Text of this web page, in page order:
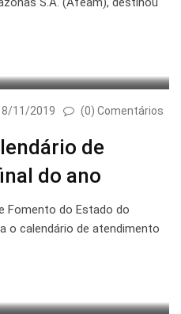
11/2019 (0) Comentários
de
do ano
Fomento do Estado do
o calendário de atendimento